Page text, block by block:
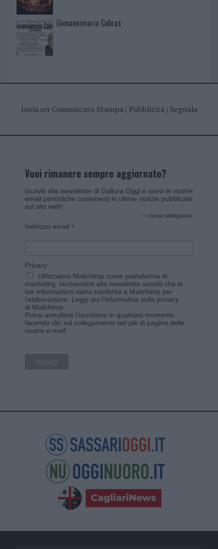
Giovannimaria Cabras
Invia un Comunicato Stampa| Pubblicità| Segnala
Vuoi rimanere sempre aggiornato?
Iscriviti alla newsletter di Gallura Oggi e ricevi le nostre
email periodiche contenenti le ultime notizie pubblicate
sul sito web!
* campo obbligatorio
Indirizzo email *
Privacy
Utilizziamo Mailchimp come piattaforma di
marketing. Iscrivendoti alla newsletter accetti che le
tue informazioni siano trasferite a Mailchimp per
l'elaborazione. Leggi qui l'informativa sulla privacy
di Mailchimp
Potrai annullare l'iscrizione in qualsiasi momento
facendo clic sul collegamento nel piè di pagina delle
nostre e-mail.